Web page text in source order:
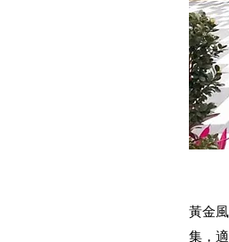
黃金
集，